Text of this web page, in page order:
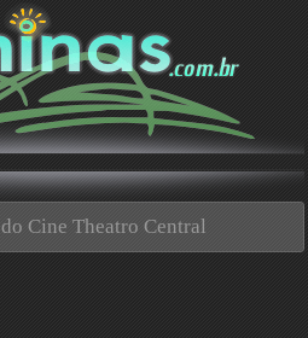
Cine Theatro Central